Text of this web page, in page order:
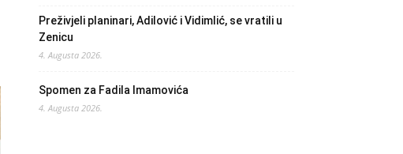
Preživjeli planinari, Adilović i Vidimlić, se vratili u
Zenicu
4. Augusta 2026.
Spomen za Fadila Imamovića
4. Augusta 2026.